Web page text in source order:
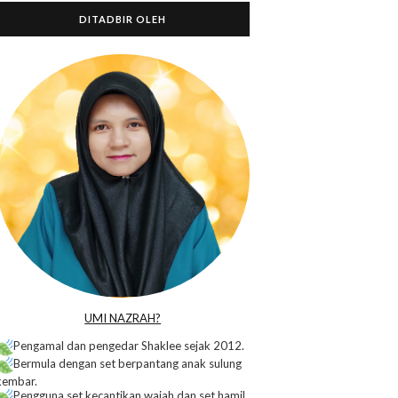
DITADBIR OLEH
UMI NAZRAH?
Pengamal dan pengedar Shaklee sejak 2012.
Bermula dengan set berpantang anak sulung